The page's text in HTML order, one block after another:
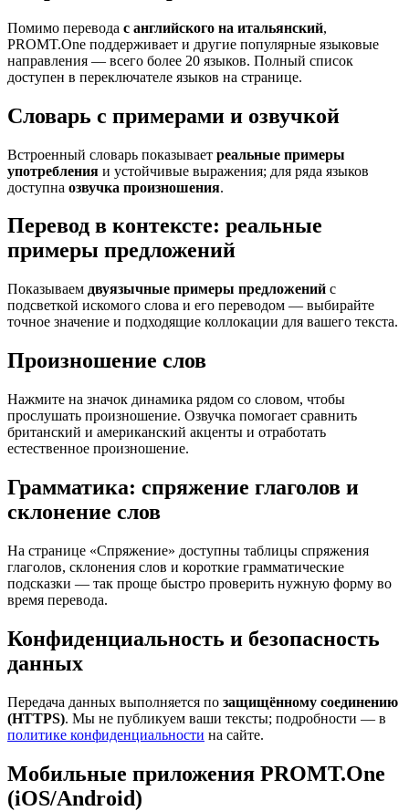
Помимо перевода с английского на итальянский,
PROMT.One поддерживает и другие популярные языковые
направления — всего более 20 языков. Полный список
доступен в переключателе языков на странице.
Словарь с примерами и озвучкой
Встроенный словарь показывает реальные примеры
употребления и устойчивые выражения; для ряда языков
доступна озвучка произношения.
Перевод в контексте: реальные
примеры предложений
Показываем двуязычные примеры предложений с
подсветкой искомого слова и его переводом — выбирайте
точное значение и подходящие коллокации для вашего текста.
Произношение слов
Нажмите на значок динамика рядом со словом, чтобы
прослушать произношение. Озвучка помогает сравнить
британский и американский акценты и отработать
естественное произношение.
Грамматика: спряжение глаголов и
склонение слов
На странице «Спряжение» доступны таблицы спряжения
глаголов, склонения слов и короткие грамматические
подсказки — так проще быстро проверить нужную форму во
время перевода.
Конфиденциальность и безопасность
данных
Передача данных выполняется по защищённому соединению
(HTTPS). Мы не публикуем ваши тексты; подробности — в
политике конфиденциальности на сайте.
Мобильные приложения PROMT.One
(iOS/Android)